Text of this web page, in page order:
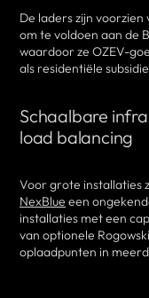
De laders zijn
om te voldoen aan de
waardoor ze OZEV-
als residentiële
Schaalbare
load balancing
Voor grote installaties
NexBlue een
installaties met een
van optionele
oplaadpunten in